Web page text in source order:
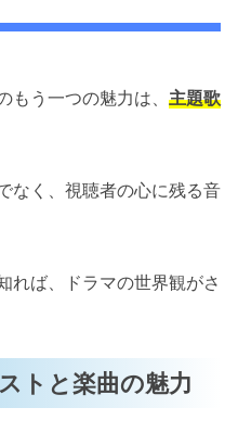
もう一つの魅力は、 主題歌
なく、視聴者の心に残る音
れば、ドラマの世界観がさ
トと楽曲の魅力